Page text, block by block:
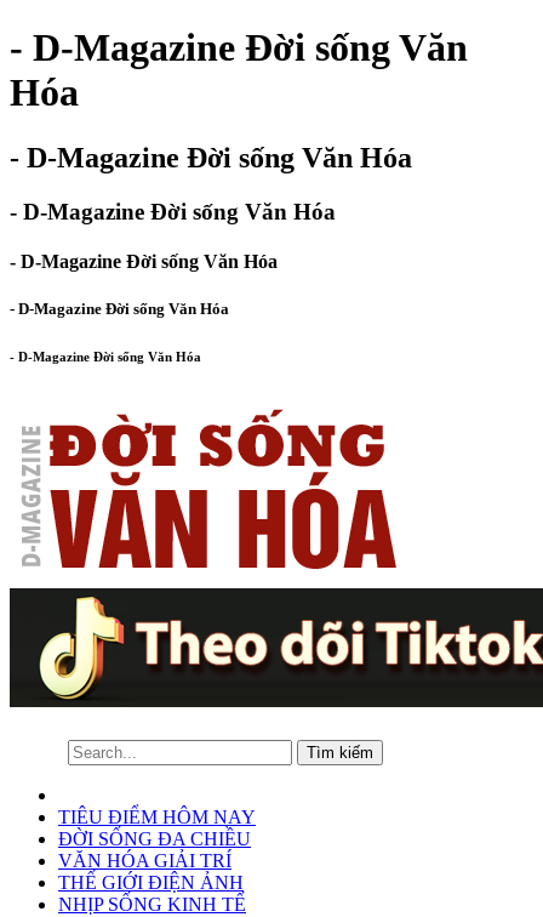
- D-Magazine Đời sống Văn
Hóa
- D-Magazine Đời sống Văn Hóa
- D-Magazine Đời sống Văn Hóa
- D-Magazine Đời sống Văn Hóa
- D-Magazine Đời sống Văn Hóa
- D-Magazine Đời sống Văn Hóa
TIÊU ĐIỂM HÔM NAY
ĐỜI SỐNG ĐA CHIỀU
VĂN HÓA GIẢI TRÍ
THẾ GIỚI ĐIỆN ẢNH
NHỊP SỐNG KINH TẾ